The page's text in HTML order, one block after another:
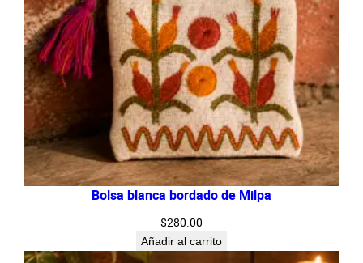
Bolsa blanca bordado de Milpa
$280.00
Añadir al carrito